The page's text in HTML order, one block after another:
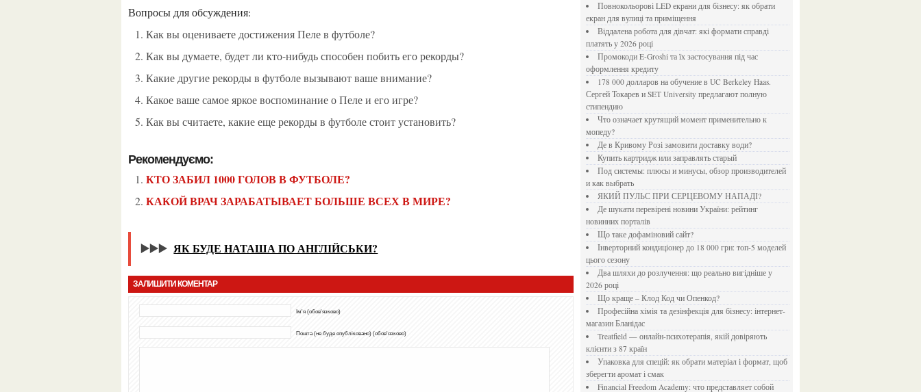
Вопросы для обсуждения:
Как вы оцениваете достижения Пеле в футболе?
Как вы думаете, будет ли кто-нибудь способен побить его рекорды?
Какие другие рекорды в футболе вызывают ваше внимание?
Какое ваше самое яркое воспоминание о Пеле и его игре?
Как вы считаете, какие еще рекорды в футболе стоит установить?
Рекомендуємо:
КТО ЗАБИЛ 1000 ГОЛОВ В ФУТБОЛЕ?
КАКОЙ ВРАЧ ЗАРАБАТЫВАЕТ БОЛЬШЕ ВСЕХ В МИРЕ?
▶️▶️▶️ ЯК БУДЕ НАТАША ПО АНГЛІЙСЬКИ?
ЗАЛИШИТИ КОМЕНТАР
Ім'я (обов'язково)
Пошта (не буде опубліковано) (обов'язково)
Повнокольорові LED екрани для бізнесу: як обрати
екран для вулиці та приміщення
Віддалена робота для дівчат: які формати справді
платять у 2026 році
Промокоди E-Groshi та їх застосування під час
оформлення кредиту
178 000 долларов на обучение в UC Berkeley Haas.
Сергей Токарев и SET University предлагают полную
стипендию
Что означает крутящий момент применительно к
мопеду?
Де в Кривому Розі замовити доставку води?
Купить картридж или заправлять старый
Под системы: плюсы и минусы, обзор производителей
и как выбрать
ЯКИЙ ПУЛЬС ПРИ СЕРЦЕВОМУ НАПАДІ?
Де шукати перевірені новини України: рейтинг
новинних порталів
Що таке дофаміновий сайт?
Інверторний кондиціонер до 18 000 грн: топ-5 моделей
цього сезону
Два шляхи до розлучення: що реально вигідніше у
2026 році
Що краще – Клод Код чи Опенкод?
Професійна хімія та дезінфекція для бізнесу: інтернет-
магазин Бланідас
Treatfield — онлайн-психотерапія, якій довіряють
клієнти з 87 країн
Упаковка для спецій: як обрати матеріал і формат, щоб
зберегти аромат і смак
Financial Freedom Academy: что представляет собой